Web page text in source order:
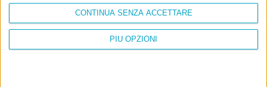
PIÙ OPZIONI
CONTINUA SENZA ACCETTARE